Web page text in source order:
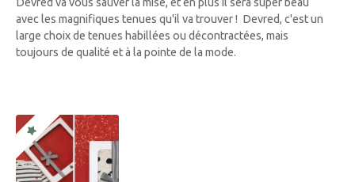
avec les magnifiques tenues qu'il va trouver ! Devred, c'est un
large choix de tenues habillées ou décontractées, mais
toujours de qualité et à la pointe de la mode.